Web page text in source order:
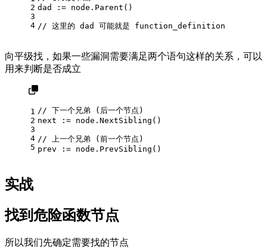
2
3
4
dad := node.Parent()
// 这里的 dad 可能就是 function_definition
向平级找，如果一些漏洞需要满足两个语句这样的关系，可以
用来判断是否成立
1
2
3
4
5
// 下一个兄弟 (后一个节点)
next := node.NextSibling()
// 上一个兄弟 (前一个节点)
prev := node.PrevSibling()
实战
找到危险函数节点
所以我们先确定需要找的节点